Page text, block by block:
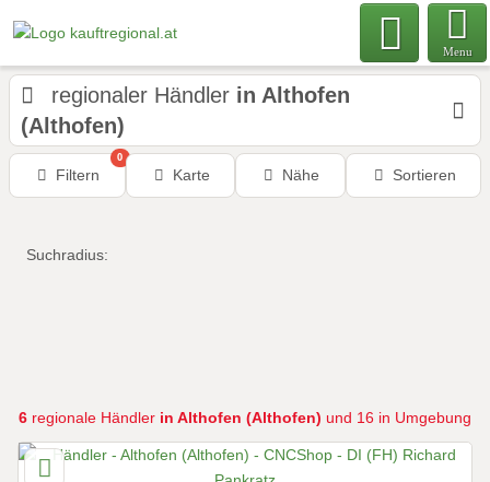
Menu
regionaler Händler in Althofen
(Althofen)
Filtern
0
Karte Nähe Sortieren
Suchradius:
6 regionale Händler in Althofen (Althofen) und 16 in Umgebung